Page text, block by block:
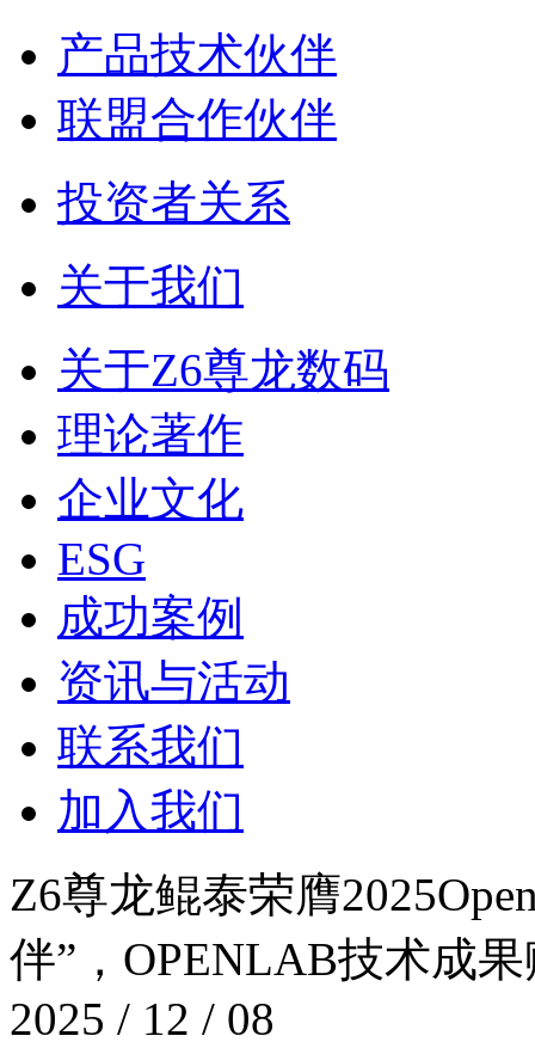
产品技术伙伴
联盟合作伙伴
投资者关系
关于我们
关于Z6尊龙数码
理论著作
企业文化
ESG
成功案例
资讯与活动
联系我们
加入我们
Z6尊龙鲲泰荣膺
伴”，OPENLAB技术成
2025 / 12 / 08